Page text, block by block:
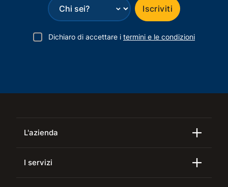
⌄ Iscriviti
Dichiaro di accettare i termini e le condizioni
L'azienda
I servizi